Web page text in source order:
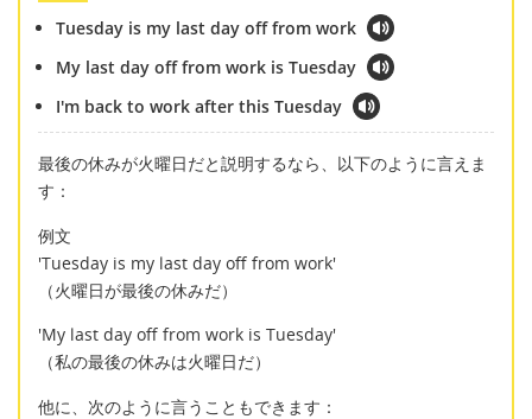
Tuesday is my last day off from work
My last day off from work is Tuesday
I'm back to work after this Tuesday
最後の休みが火曜日だと説明するなら、以下のように言えま
す：
例文
'Tuesday is my last day off from work'
（火曜日が最後の休みだ）
'My last day off from work is Tuesday'
（私の最後の休みは火曜日だ）
他に、次のように言うこともできます：